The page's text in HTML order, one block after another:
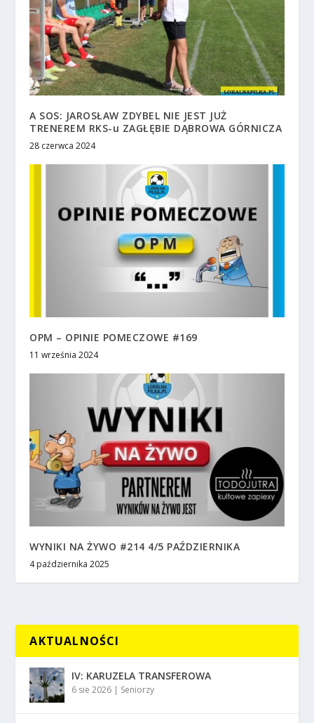
A SOS: JAROSŁAW ZDYBEL NIE JEST JUŻ
TRENEREM RKS-u ZAGŁĘBIE DĄBROWA GÓRNICZA
28 czerwca 2024
OPM – OPINIE POMECZOWE #169
11 września 2024
WYNIKI NA ŻYWO #214 4/5 PAŹDZIERNIKA
4 października 2025
AKTUALNOŚCI
IV: KARUZELA TRANSFEROWA
6 sie 2026 | Seniorzy